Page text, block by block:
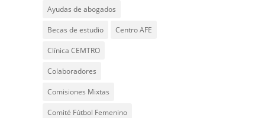
Ayudas de abogados
Becas de estudio Centro AFE
Clínica CEMTRO
Colaboradores
Comisiones Mixtas
Comité Fútbol Femenino